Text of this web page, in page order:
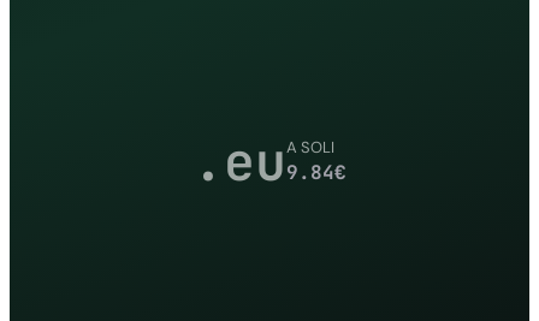
.euA SOLI
9.84€